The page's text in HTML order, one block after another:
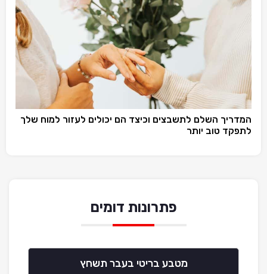
המדריך השלם לתשבצים וכיצד הם יכולים לעזור למוח שלך
לתפקד טוב יותר
פתרונות דומים
מטבע בריטי בעבר תשחץ